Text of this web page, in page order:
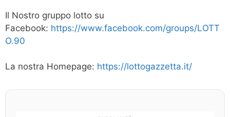
Il Nostro gruppo lotto su
Facebook: https://www.facebook.com/groups/LOTT
O.90
La nostra Homepage: https://lottogazzetta.it/